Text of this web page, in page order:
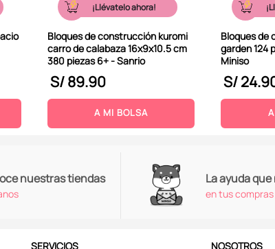
¡Llévatelo ahora!
Bloques de construcción kuromi
carro de calabaza 16x9x10.5 cm
380 piezas 6+ - Sanrio
S/89.90
A MI BOLSA
Bloques de
garden 124
Miniso
S/24.
nuestras tiendas La ayuda
en tus compras
SERVICIOS NOSOTROS